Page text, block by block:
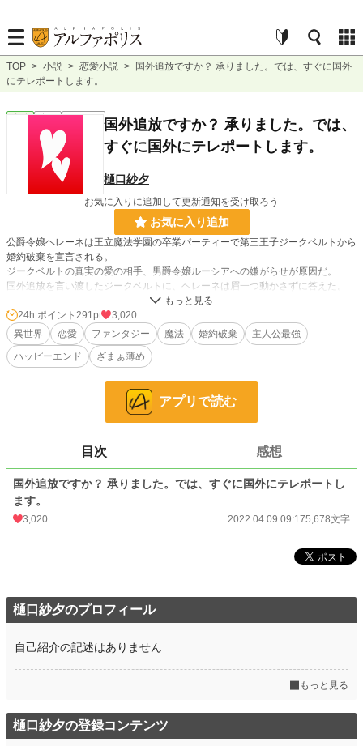
TOP > 小説 > 恋愛小説 >
国外追放ですか？ 承りました。では、すぐに国外
にテレポートします。
恋愛 完結 ｼｮｰﾄｼｮｰﾄ
国外追放ですか？ 承りました。では、
すぐに国外にテレポートします。
樋口紗夕
お気に入りに追加して更新通知を受け取ろう
お気に入り追加
公爵令嬢ヘレーネは王立魔法学園の卒業パーティーで第三王子ジークベルトから
婚約破棄を宣言される。
ジークベルトの真実の愛の相手、男爵令嬢ルーシアへの嫌がらせが原因だ。
国外追放を言い渡したジークベルトに、ヘレーネは眉一つ動かさずに答えた。
「国外追放ですか？ 承りました。では、すぐに国外にテレポートします」
小説 4,689 位 / 228,572 件
恋愛 2,423 位 / 66,310 件
5,678
更新日時 2022.04.09 09:17
初回公開日時
年間ポイント 226,011 pt (2,731 位)
累計ポイント 638,216 pt (8,604 位)
24h.ポイント 291pt
3,020
異世界
恋愛 ファンタジー 魔法 婚約破棄
主人公最強
ハッピーエンド
ざまぁ薄め
アプリで読む
目次 感想
国外追放ですか？ 承りました。では、すぐに国外にテレポートし
ます。
3,020 2022.04.09 09:175,678文字
樋口紗夕のプロフィール
自己紹介の記述はありません
もっと見る
樋口紗夕の登録コンテンツ